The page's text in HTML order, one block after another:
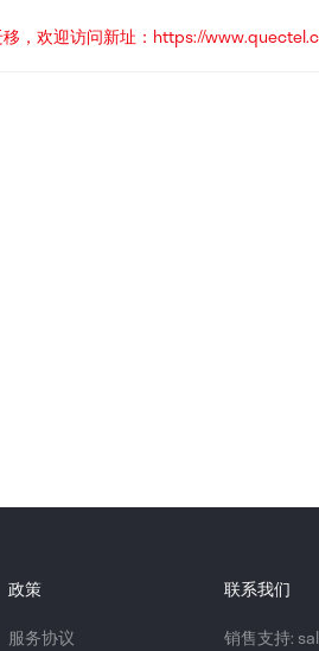
移，欢迎访问新址：https://
政策
服务协议
联系我们
销售支持: